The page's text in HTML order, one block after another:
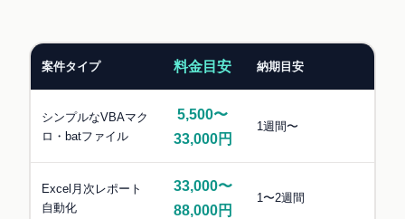
案件タイプ 料金目安 納期目安
シンプルなVBAマク
ロ・batファイル
5,500〜
33,000円
1週間〜
Excel月次レポート
自動化
33,000〜
88,000円
1〜2週間